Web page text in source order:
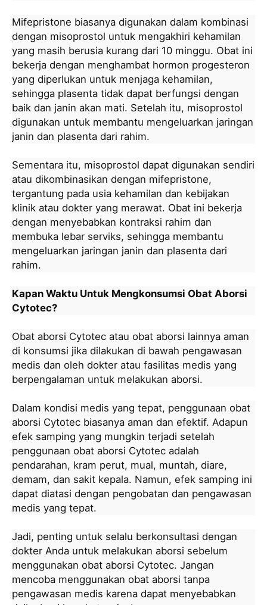
Mifepristone biasanya digunakan dalam kombinasi
dengan misoprostol untuk mengakhiri kehamilan
yang masih berusia kurang dari 10 minggu. Obat ini
bekerja dengan menghambat hormon progesteron
yang diperlukan untuk menjaga kehamilan,
sehingga plasenta tidak dapat berfungsi dengan
baik dan janin akan mati. Setelah itu, misoprostol
digunakan untuk membantu mengeluarkan jaringan
janin dan plasenta dari rahim.
Sementara itu, misoprostol dapat digunakan sendiri
atau dikombinasikan dengan mifepristone,
tergantung pada usia kehamilan dan kebijakan
klinik atau dokter yang merawat. Obat ini bekerja
dengan menyebabkan kontraksi rahim dan
membuka lebar serviks, sehingga membantu
mengeluarkan jaringan janin dan plasenta dari
rahim.
Kapan Waktu Untuk Mengkonsumsi Obat Aborsi
Cytotec?
Obat aborsi Cytotec atau obat aborsi lainnya aman
di konsumsi jika dilakukan di bawah pengawasan
medis dan oleh dokter atau fasilitas medis yang
berpengalaman untuk melakukan aborsi.
Dalam kondisi medis yang tepat, penggunaan obat
aborsi Cytotec biasanya aman dan efektif. Adapun
efek samping yang mungkin terjadi setelah
penggunaan obat aborsi Cytotec adalah
pendarahan, kram perut, mual, muntah, diare,
demam, dan sakit kepala. Namun, efek samping ini
dapat diatasi dengan pengobatan dan pengawasan
medis yang tepat.
Jadi, penting untuk selalu berkonsultasi dengan
dokter Anda untuk melakukan aborsi sebelum
menggunakan obat aborsi Cytotec. Jangan
mencoba menggunakan obat aborsi tanpa
pengawasan medis karena dapat menyebabkan